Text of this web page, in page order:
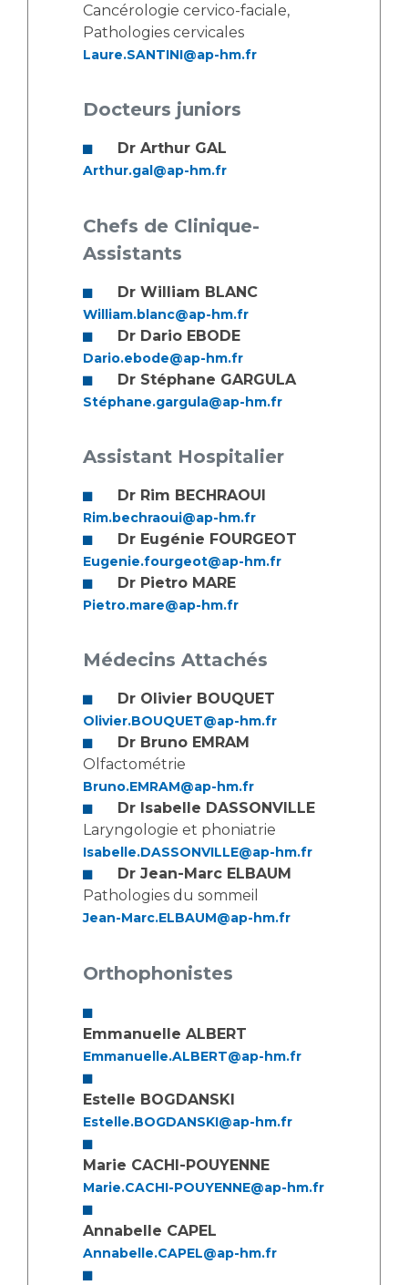
Lieu de santé sans tabac
Cancérologie cervico-faciale,
Pathologies cervicales
Laure.SANTINI@ap-hm.fr
Docteurs juniors
Dr Arthur GAL
Arthur.gal@ap-hm.fr
Chefs de Clinique-
Assistants
Dr William BLANC
William.blanc@ap-hm.fr
Dr Dario EBODE
Dario.ebode@ap-hm.fr
Dr Stéphane GARGULA
Stéphane.gargula@ap-hm.fr
Assistant Hospitalier
Dr Rim BECHRAOUI
Rim.bechraoui@ap-hm.fr
Dr Eugénie FOURGEOT
Eugenie.fourgeot@ap-hm.fr
Dr Pietro MARE
Pietro.mare@ap-hm.fr
Médecins Attachés
Dr Olivier BOUQUET
Olivier.BOUQUET@ap-hm.fr
Dr Bruno EMRAM
Olfactométrie
Bruno.EMRAM@ap-hm.fr
Dr Isabelle DASSONVILLE
Laryngologie et phoniatrie
Isabelle.DASSONVILLE@ap-hm.fr
Dr Jean-Marc ELBAUM
Pathologies du sommeil
Jean-Marc.ELBAUM@ap-hm.fr
Orthophonistes
Emmanuelle ALBERT
Emmanuelle.ALBERT@ap-hm.fr
Estelle BOGDANSKI
Estelle.BOGDANSKI@ap-hm.fr
Marie CACHI-POUYENNE
Marie.CACHI-POUYENNE@ap-hm.fr
Annabelle CAPEL
Annabelle.CAPEL@ap-hm.fr